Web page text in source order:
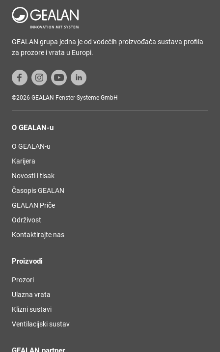
GEALAN grupa jedna je od vodećih proizvođača sustava profila
za prozore i vrata u Europi.
©2026 GEALAN Fenster-Systeme GmbH
O GEALAN-u
O GEALAN-u
Karijera
Novosti i tisak
Časopis GEALAN
GEALAN Priče
Održivost
Kontaktirajte nas
Proizvodi
Prozori
Ulazna vrata
Klizni sustavi
Ventilacijski sustav